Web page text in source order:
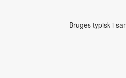
Bruges typisk i